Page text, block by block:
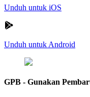
Unduh untuk iOS
Unduh untuk Android
GPB - Gunakan